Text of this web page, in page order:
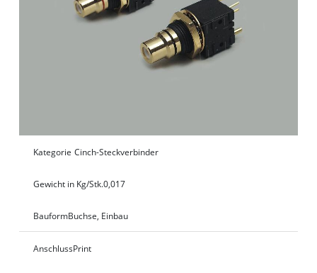
Kategorie Cinch-Steckverbinder
Gewicht in Kg/Stk.0,017
BauformBuchse, Einbau
AnschlussPrint